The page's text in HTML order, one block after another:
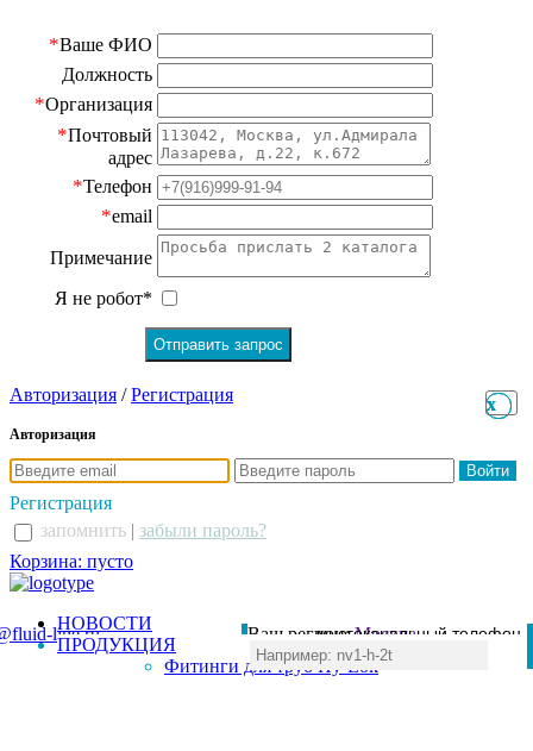
*Ваше ФИО
Должность
*Организация
*Почтовый
адрес
*Телефон
*email
Примечание
Я не робот*
Авторизация /Регистрация x
x
Авторизация
Регистрация
запомнить | забыли пароль?
Корзина: пусто
line.ru многоканальный телефон
+7 (495) 984-41-00
Ваш регион:Москва
НОВОСТИ
ПРОДУКЦИЯ
Фитинги для труб Hy-Lok